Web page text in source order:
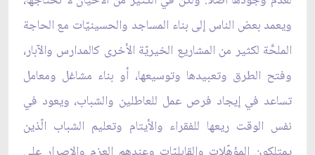
ويعمد بعض الناس إلى بناء المساجد والحسينيّات مع الحاجة
الملحَّة لكثير من المشاريع الخيريّة الأخرى كالمدارس والآبار،
وفتح الطرق وتعبيدها وتوسيعها، أو بناء مشاغل ومعامل
تساعد في إيجاد فرص عمل للعاطلين والشباب، ويعود في
نفس الوقت ريعها للفقراء والأيتام وتعليم الشباب الّذين